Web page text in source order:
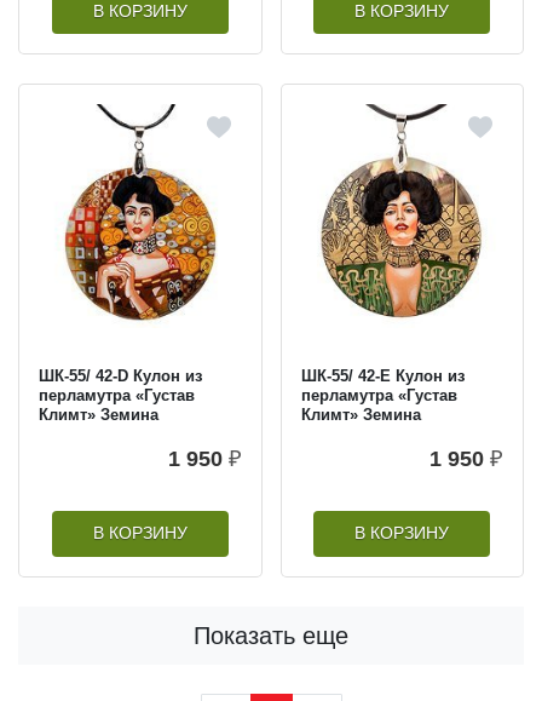
В КОРЗИНУ В КОРЗИНУ
ШК-55/ 42-D Кулон из
перламутра «Густав
Климт» Земина
1 950 ₽
В КОРЗИНУ
ШК-55/ 42-E Кулон из
перламутра «Густав
Климт» Земина
1 950 ₽
В КОРЗИНУ
Показать еще